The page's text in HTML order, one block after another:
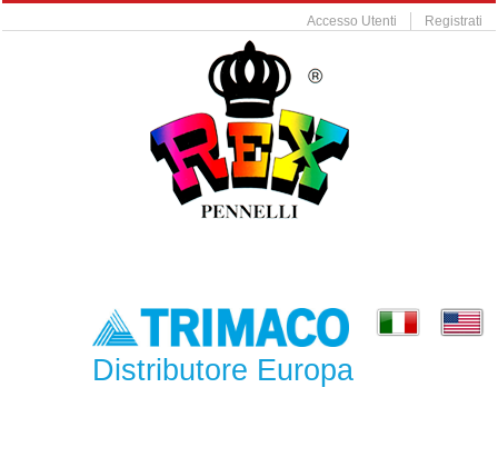
Accesso Utenti Registrati
Distributore Europa